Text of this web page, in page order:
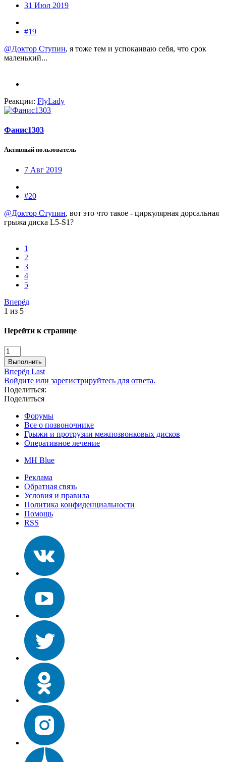
31 Июл 2019
#19
@Доктор Ступин, я тоже тем и успокаиваю себя, что срок
маленький...
Реакции: FlyLady
Фанис1303
Активный пользователь
7 Авг 2019
#20
@Доктор Ступин, вот это что такое - циркулярная дорсальная
грыжа диска L5-S1?
1
2
3
4
5
Вперёд
1 из 5
Перейти к странице
Выполнить
Вперёд Last
Войдите или зарегистрируйтесь для ответа.
Поделиться:
Поделиться
Форумы
Все о позвоночнике
Грыжи и протрузии межпозвонковых дисков
Оперативное лечение
MH Blue
Реклама
Обратная связь
Условия и правила
Политика конфиденциальности
Помощь
RSS